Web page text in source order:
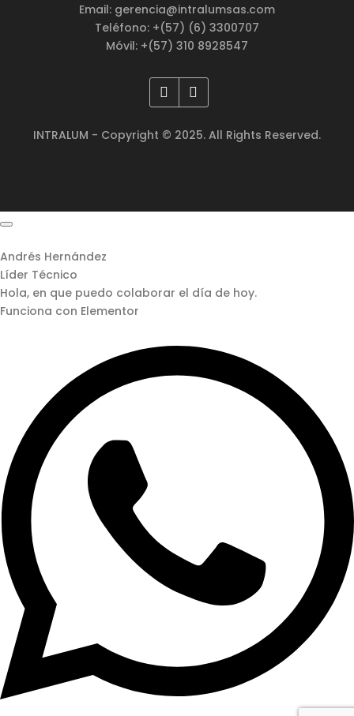
Email: gerencia@intralumsas.com
Teléfono: +(57) (6) 3300707
Móvil: +(57) 310 8928547
INTRALUM - Copyright © 2025. All Rights Reserved.
Andrés Hernández
Líder Técnico
Hola, en que puedo colaborar el día de hoy.
Funciona con Elementor